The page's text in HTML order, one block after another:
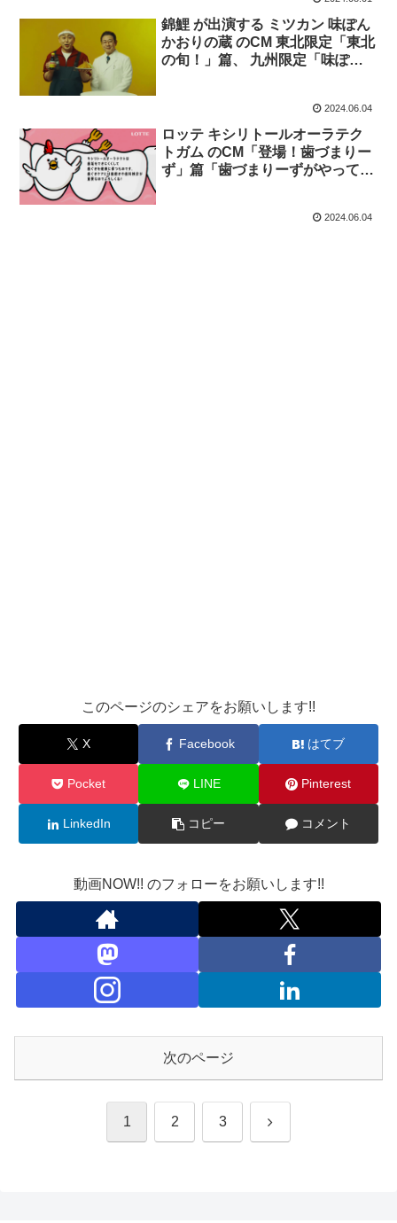
錦鯉 が出演する ミツカン 味ぽん
かおりの蔵 のCM 東北限定「東北
の旬！」篇、 九州限定「味ぽん
2024.06.04
ロッテ キシリトールオーラテク
トガム のCM「登場！歯づまりー
ず」篇「歯づまりーずがやってき
2024.06.04
このページのシェアをお願いします!!
X Facebook はてブ
Pocket LINE Pinterest
LinkedIn コピー コメント
動画NOW!! のフォローをお願いします!!
次のページ
1 2 3 次